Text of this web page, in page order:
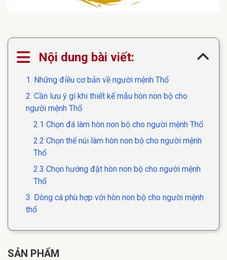
Nội dung bài viết:
1. Những điều cơ bản về người mệnh Thổ
2. Cần lưu ý gì khi thiết kế mẫu hòn non bộ cho
người mệnh Thổ
2.1 Chọn đá làm hòn non bộ cho người mệnh Thổ
2.2 Chọn thế núi làm hòn non bộ cho người mệnh
Thổ
2.3 Chọn hướng đặt hòn non bộ cho người mệnh
Thổ
3. Dòng cá phù hợp với hòn non bộ cho người mệnh
thổ
SẢN PHẨM